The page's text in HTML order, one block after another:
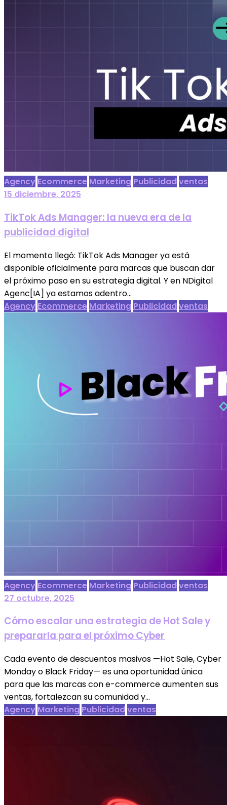
Agency Ecommerce Marketing Publicidadventas
15 diciembre, 2025
TikTok Ads Manager: la nueva era de la
publicidad digital
El momento llegó: TikTok Ads Manager ya está
disponible oficialmente para marcas que buscan dar
el próximo paso en su estrategia digital. Y en NDigital
Agenc[IA] ya estamos adentro...
Agency Ecommerce Marketing Publicidadventas
Agency Ecommerce Marketing Publicidadventas
27 octubre, 2025
Cómo escalar una estrategia de Hot Sale y
prepararla para el próximo Cyber
Cada evento de descuentos masivos —Hot Sale, Cyber
Monday o Black Friday— es una oportunidad única
para que las marcas con e-commerce aumenten sus
ventas, fortalezcan su comunidad y...
Agency Marketing Publicidadventas